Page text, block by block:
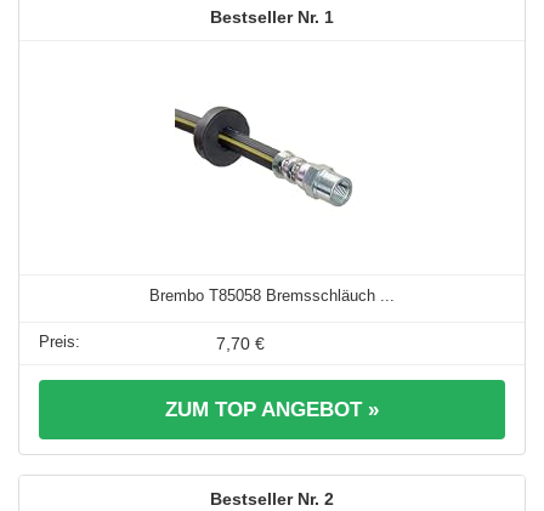
1
Brembo T85058 Bremsschläuch ...
7,70 €
ZUM TOP ANGEBOT »
2